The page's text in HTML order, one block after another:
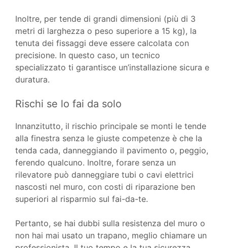
Inoltre, per tende di grandi dimensioni (più di 3
metri di larghezza o peso superiore a 15 kg), la
tenuta dei fissaggi deve essere calcolata con
precisione. In questo caso, un tecnico
specializzato ti garantisce un’installazione sicura e
duratura.
Rischi se lo fai da solo
Innanzitutto, il rischio principale se monti le tende
alla finestra senza le giuste competenze è che la
tenda cada, danneggiando il pavimento o, peggio,
ferendo qualcuno. Inoltre, forare senza un
rilevatore può danneggiare tubi o cavi elettrici
nascosti nel muro, con costi di riparazione ben
superiori al risparmio sul fai-da-te.
Pertanto, se hai dubbi sulla resistenza del muro o
non hai mai usato un trapano, meglio chiamare un